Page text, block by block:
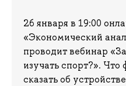
26 января в 19:00
«Экономический
проводит вебинар
изучать спорт?».
сказать об